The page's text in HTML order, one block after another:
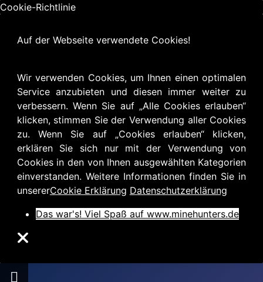
Cookie-Richtlinie
Auf der Webseite verwendete Cookies!
Wir verwenden Cookies, um Ihnen einen optimalen
Service anzubieten und diesen immer weiter zu
verbessern. Wenn Sie auf „Alle Cookies erlauben“
klicken, stimmen Sie der Verwendung aller Cookies
zu. Wenn Sie auf „Cookies erlauben“ klicken,
erklären Sie sich nur mit der Verwendung von
Cookies in den von Ihnen ausgewählten Kategorien
einverstanden. Weitere Informationen finden Sie in
unsererCookie Erklärung Datenschutzerklärung
Das war's! Viel Spaß auf www.minehunters.de
❌